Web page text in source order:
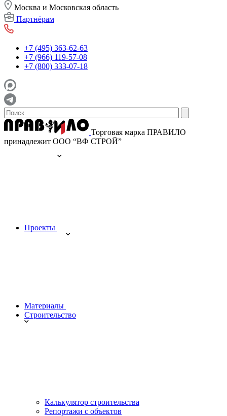
Москва и Московская область
Партнёрам
+7 (495) 363-62-63
+7 (966) 119-57-08
+7 (800) 333-07-18
Торговая марка ПРАВИЛО
принадлежит ООО “ВФ СТРОЙ”
Проекты
Материалы
Строительство
Калькулятор строительства
Репортажи с объектов